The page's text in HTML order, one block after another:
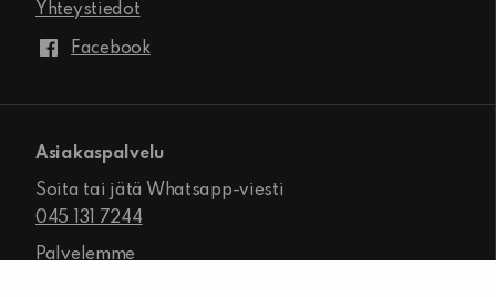
Yhteystiedot
Facebook
Asiakaspalvelu
Soita tai jätä Whatsapp-viesti
045 131 7244
Palvelemme